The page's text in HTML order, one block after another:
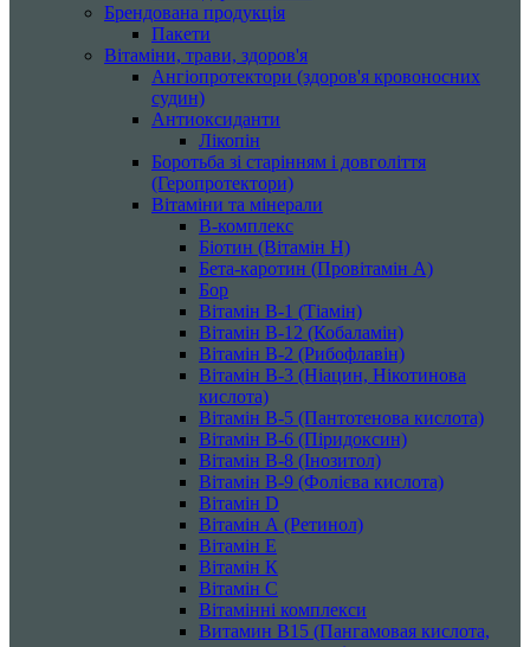
Брендована продукція
Пакети
Вітаміни, трави, здоров'я
Ангіопротектори (здоров'я кровоносних
судин)
Антиоксиданти
Лікопін
Боротьба зі старінням і довголіття
(Геропротектори)
Вітаміни та мінерали
B-комплекс
Біотин (Вітамін H)
Бета-каротин (Провітамін А)
Бор
Вітамін B-1 (Тіамін)
Вітамін B-12 (Кобаламін)
Вітамін B-2 (Рибофлавін)
Вітамін B-3 (Ніацин, Нікотинова
кислота)
Вітамін B-5 (Пантотенова кислота)
Вітамін B-6 (Піридоксин)
Вітамін B-8 (Інозитол)
Вітамін B-9 (Фолієва кислота)
Вітамін D
Вітамін А (Ретинол)
Вітамін Е
Вітамін К
Вітамін С
Вітамінні комплекси
Витамин B15 (Пангамовая кислота,